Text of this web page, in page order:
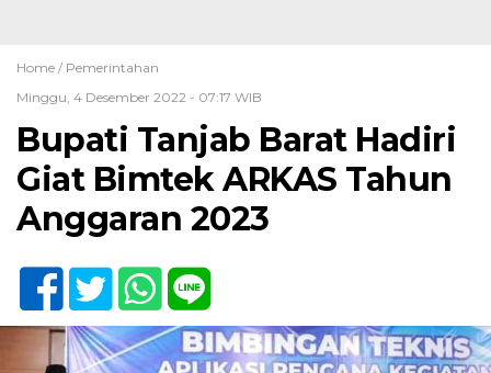
Home / Pemerintahan
Minggu, 4 Desember 2022 - 07:17 WIB
Bupati Tanjab Barat Hadiri
Giat Bimtek ARKAS Tahun
Anggaran 2023